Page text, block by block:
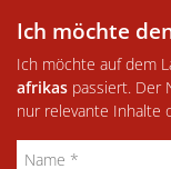
Ich möchte
Ich möchte auf dem
afrikas passiert. Der
nur relevante Inhalte